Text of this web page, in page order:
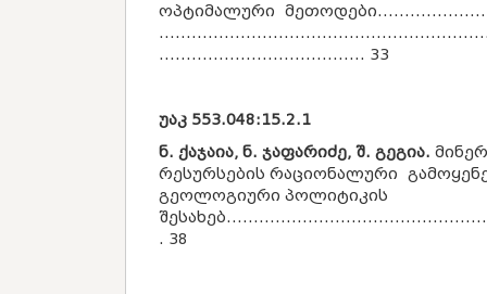
ოპტიმალური
...................................... 33
უაკ 553.048:15.2.1
ნ. ქაჯაია, ნ. ჯაფარიძე, შ. გეგია.
რესურსების რაციონალური
გეოლოგიური პოლიტიკის
. 38